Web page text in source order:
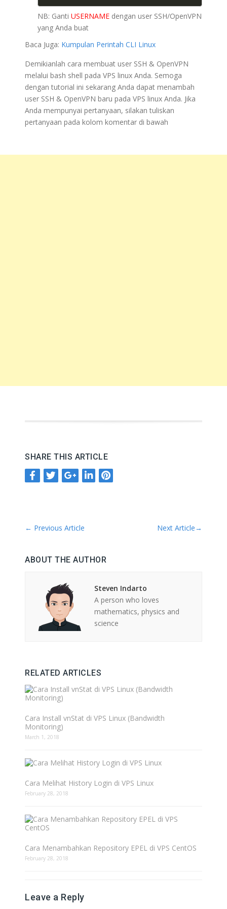
NB: Ganti USERNAME dengan user SSH/OpenVPN
yang Anda buat
Baca Juga: Kumpulan Perintah CLI Linux
Demikianlah cara membuat user SSH & OpenVPN
melalui bash shell pada VPS linux Anda. Semoga
dengan tutorial ini sekarang Anda dapat menambah
user SSH & OpenVPN baru pada VPS linux Anda. Jika
Anda mempunyai pertanyaan, silakan tuliskan
pertanyaan pada kolom komentar di bawah
SHARE THIS ARTICLE
← Previous Article Next Article→
ABOUT THE AUTHOR
Steven Indarto
A person who loves
mathematics, physics and
science
RELATED ARTICLES
Cara Install vnStat di VPS Linux (Bandwidth
Monitoring)
March 1, 2018
Cara Melihat History Login di VPS Linux
February 28, 2018
Cara Menambahkan Repository EPEL di VPS CentOS
February 28, 2018
Leave a Reply